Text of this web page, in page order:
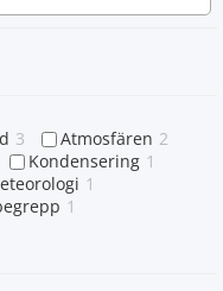
3 Atmosfären 2
Kondensering 1
1
1